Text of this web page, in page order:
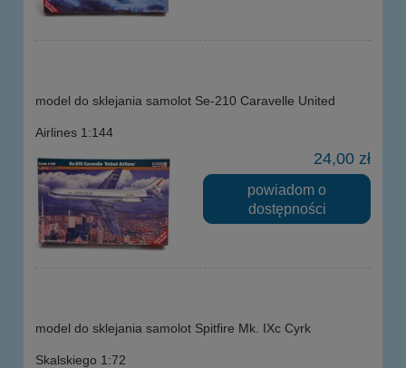
model do sklejania samolot Se-210 Caravelle United
Airlines 1:144
24,00 zł
powiadom o
dostępności
model do sklejania samolot Spitfire Mk. IXc Cyrk
Skalskiego 1:72